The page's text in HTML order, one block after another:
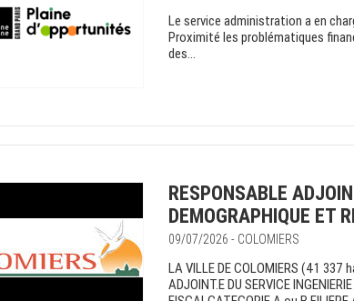
Le service administration a en
Proximité les problématiques
des...
RESPONSABLE
DEMOGRAPHIQUE ET
09/07/2026 - COLOMIERS
LA VILLE DE COLOMIERS (41 337
ADJOINT.E DU SERVICE